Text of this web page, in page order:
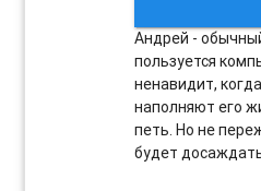
Андрей -
пользуется
ненавидит,
наполняют его
петь. Но не
будет